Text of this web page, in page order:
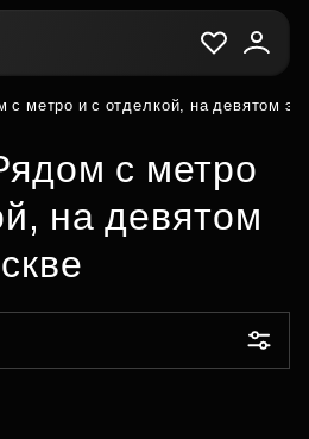
с метро и с отделкой, на девятом
с метро
на девятом